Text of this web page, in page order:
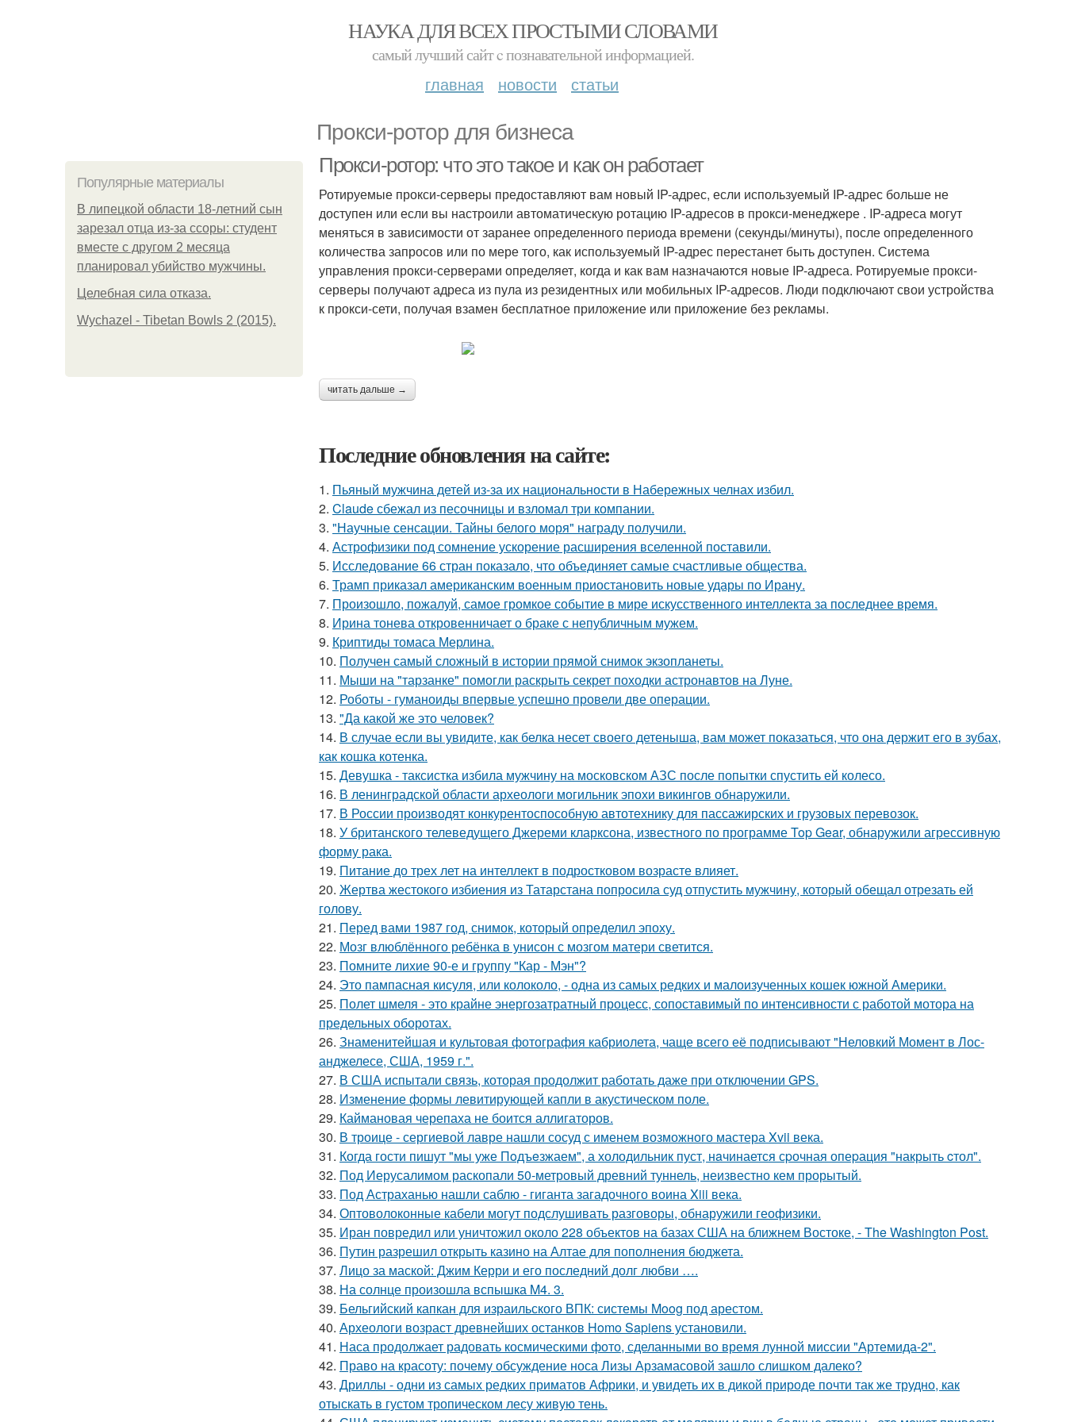
НАУКА ДЛЯ ВСЕХ ПРОСТЫМИ СЛОВАМИ
самый лучший сайт c познавательной информацией.
главная новости статьи
Прокси-ротор для бизнеса
Популярные материалы
В липецкой области 18-летний сын
зарезал отца из-за ссоры: студент
вместе с другом 2 месяца
планировал убийство мужчины.
Целебная сила отказа.
Wychazel - Tibetan Bowls 2 (2015).
Прокси-ротор: что это такое и как он работает
Ротируемые прокси-серверы предоставляют вам новый IP-адрес, если используемый IP-адрес больше не
доступен или если вы настроили автоматическую ротацию IP-адресов в прокси-менеджере . IP-адреса могут
меняться в зависимости от заранее определенного периода времени (секунды/минуты), после определенного
количества запросов или по мере того, как используемый IP-адрес перестанет быть доступен. Система
управления прокси-серверами определяет, когда и как вам назначаются новые IP-адреса. Ротируемые прокси-
серверы получают адреса из пула из резидентных или мобильных IP-адресов. Люди подключают свои устройства
к прокси-сети, получая взамен бесплатное приложение или приложение без рекламы.
читать дальше →
Последние обновления на сайте:
1. Пьяный мужчина детей из-за их национальности в Набережных челнах избил.
2. Claude сбежал из песочницы и взломал три компании.
3. "Научные сенсации. Тайны белого моря" награду получили.
4. Астрофизики под сомнение ускорение расширения вселенной поставили.
5. Исследование 66 стран показало, что объединяет самые счастливые общества.
6. Трамп приказал американским военным приостановить новые удары по Ирану.
7. Произошло, пожалуй, самое громкое событие в мире искусственного интеллекта за последнее время.
8. Ирина тонева откровенничает о браке с непубличным мужем.
9. Криптиды томаса Мерлина.
10. Получен самый сложный в истории прямой снимок экзопланеты.
11. Мыши на "тарзанке" помогли раскрыть секрет походки астронавтов на Луне.
12. Роботы - гуманоиды впервые успешно провели две операции.
13. "Да какой же это человек?
14. В случае если вы увидите, как белка несет своего детеныша, вам может показаться, что она держит его в зубах,
как кошка котенка.
15. Девушка - таксистка избила мужчину на московском АЗС после попытки спустить ей колесо.
16. В ленинградской области археологи могильник эпохи викингов обнаружили.
17. В России производят конкурентоспособную автотехнику для пассажирских и грузовых перевозок.
18. У британского телеведущего Джереми кларксона, известного по программе Top Gear, обнаружили агрессивную
форму рака.
19. Питание до трех лет на интеллект в подростковом возрасте влияет.
20. Жертва жестокого избиения из Татарстана попросила суд отпустить мужчину, который обещал отрезать ей
голову.
21. Перед вами 1987 год, снимок, который определил эпоху.
22. Мозг влюблённого ребёнка в унисон с мозгом матери светится.
23. Помните лихие 90-е и группу "Кар - Мэн"?
24. Это пампасная кисуля, или колоколо, - одна из самых редких и малоизученных кошек южной Америки.
25. Полет шмеля - это крайне энергозатратный процесс, сопоставимый по интенсивности с работой мотора на
предельных оборотах.
26. Знаменитейшая и культовая фотография кабриолета, чаще всего её подписывают "Неловкий Момент в Лос-
анджелесе, США, 1959 г.".
27. В США испытали связь, которая продолжит работать даже при отключении GPS.
28. Изменение формы левитирующей капли в акустическом поле.
29. Каймановая черепаха не боится аллигаторов.
30. В троице - сергиевой лавре нашли сосуд с именем возможного мастера Xvii века.
31. Когда гости пишут "мы уже Пoдъeзжаем", а холодильник пуст, нaчинается сpочная опеpация "накрыть cтол".
32. Под Иерусалимом раскопали 50-метровый древний туннель, неизвестно кем прорытый.
33. Под Астраханью нашли саблю - гиганта загадочного воина Xiii века.
34. Оптоволоконные кабели могут подслушивать разговоры, обнаружили геофизики.
35. Иран повредил или уничтожил около 228 объектов на базах США на ближнем Востоке, - The Washington Post.
36. Путин разрешил открыть казино на Алтае для пополнения бюджета.
37. Лицо за маской: Джим Керри и его последний долг любви ….
38. На солнце произошла вспышка M4. 3.
39. Бельгийский капкан для израильского ВПК: системы Moog под арестом.
40. Археологи возраст древнейших останков Homo Sapiens установили.
41. Наса продолжает радовать космическими фото, сделанными во время лунной миссии "Артемида-2".
42. Право на красоту: почему обсуждение носа Лизы Арзамасовой зашло слишком далеко?
43. Дриллы - одни из самых редких приматов Африки, и увидеть их в дикой природе почти так же трудно, как
отыскать в густом тропическом лесу живую тень.